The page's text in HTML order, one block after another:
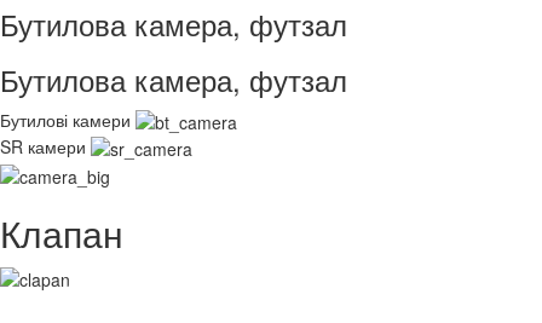
Бутилова камера, футзал
Бутилова камера, футзал
Бутилові камери
SR камери
Клапан